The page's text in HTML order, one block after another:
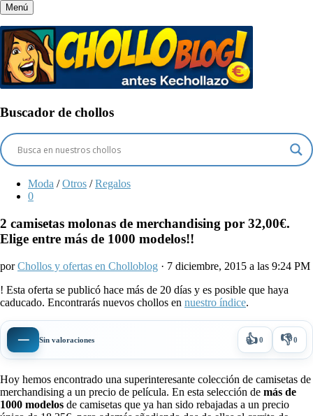
Menú
Buscador de chollos
Moda / Otros / Regalos
0
2 camisetas molonas de merchandising por 32,00€.
Elige entre más de 1000 modelos!!
porChollos y ofertas en Cholloblog · 7 diciembre, 2015 a las 9:24 PM
! Esta oferta se publicó hace más de 20 días y es posible que haya
caducado. Encontrarás nuevos chollos en nuestro índice.
— Sin valoraciones 👍0 👎0
Hoy hemos encontrado una superinteresante colección de camisetas de
merchandising a un precio de película. En esta selección de más de
1000 modelos de camisetas que ya han sido rebajadas a un precio